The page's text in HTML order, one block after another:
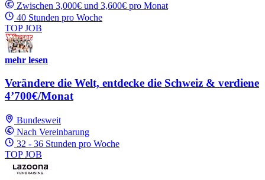
Zwischen 3,000€ und 3,600€ pro Monat
40 Stunden pro Woche
TOP JOB
mehr lesen
Verändere die Welt, entdecke die Schweiz & verdiene
4’700€/Monat
Bundesweit
Nach Vereinbarung
32 - 36 Stunden pro Woche
TOP JOB